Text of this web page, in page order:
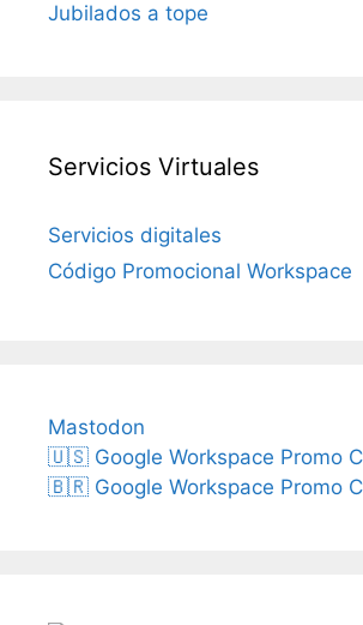
Jubilados a tope
Servicios Virtuales
Servicios digitales
Código Promocional Workspace
Mastodon
🇺🇸 Google Workspace Promo
🇧🇷 Google Workspace Promo